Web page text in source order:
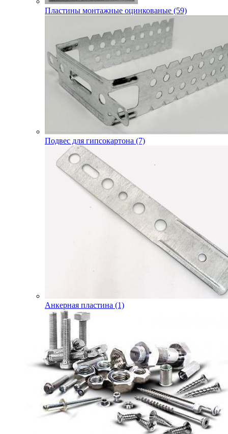
Пластины монтажные оцинкованые (59)
Подвес для гипсокартона (7)
Анкерная пластина (1)